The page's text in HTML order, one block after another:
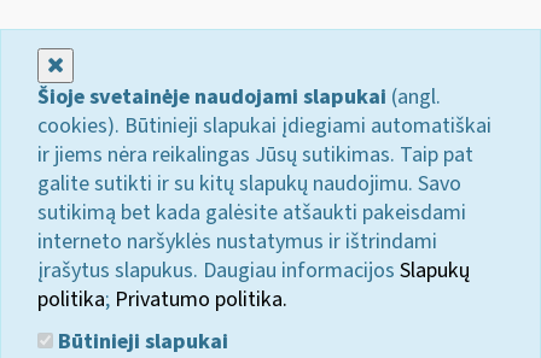
Šioje svetainėje naudojami slapukai (angl.
cookies). Būtinieji slapukai įdiegiami automatiškai
ir jiems nėra reikalingas Jūsų sutikimas. Taip pat
galite sutikti ir su kitų slapukų naudojimu. Savo
sutikimą bet kada galėsite atšaukti pakeisdami
interneto naršyklės nustatymus ir ištrindami
įrašytus slapukus. Daugiau informacijos Slapukų
politika; Privatumo politika.
Būtinieji slapukai